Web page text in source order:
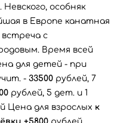
Невского, особняк
в Европе канатная
встреча с
Время всей
для детей - при
- 33500 рублей, 7
рублей, 5 дет. и 1
Цена для взрослых к